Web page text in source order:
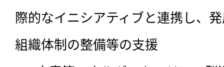
際的なイニシアティブと連携し、
組織体制の整備等の支援